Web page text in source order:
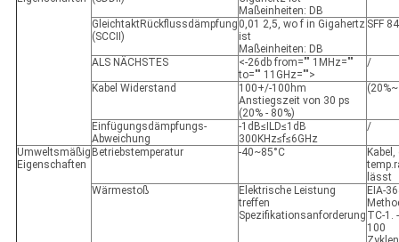
Maßeinheiten: DB
GleichtaktRückflussdämpfung
(SCCII)
0,01 2,5, wo f in Gigahertz
ist
Maßeinheiten: DB
SFF
ALS NÄCHSTES
<-26db from="" 1MHz=""
to="" 11GHz="">
/
Kabel Widerstand
100+/-100hm
Anstiegszeit von 30 ps
(20% - 80%)
Einfügungsdämpfungs-
Abweichung
-1dB≤ILD≤1dB
300KHz≤f≤6GHz
/
Umweltsmäßig
Eigenschaften
Betriebstemperatur -40~85°C
lässt
Wärmestoß
Elektrische Leistung
treffen
Spezifikationsanforderung
EIA-
TC-1.
100